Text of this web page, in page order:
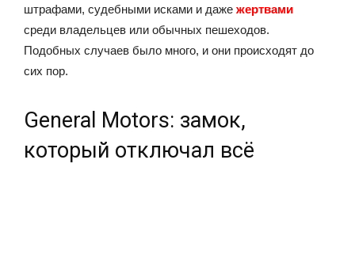
штрафами, судебными исками и даже жертвами
среди владельцев или обычных пешеходов.
Подобных случаев было много, и они происходят до
сих пор.
General Motors: замок,
который отключал всё